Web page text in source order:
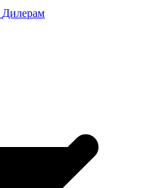
Дилерам